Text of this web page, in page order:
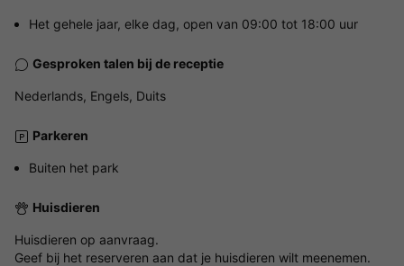
Het gehele jaar, elke dag, open van 09:00 tot 18:00 uur
Gesproken talen bij de receptie
Nederlands, Engels, Duits
Parkeren
Buiten het park
Huisdieren
Huisdieren op aanvraag.
Geef bij het reserveren aan dat je huisdieren wilt meenemen.